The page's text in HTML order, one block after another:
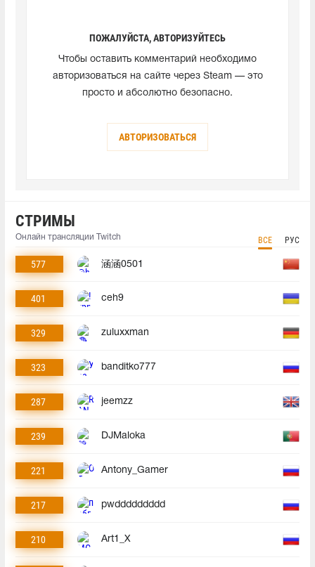
ПОЖАЛУЙСТА, АВТОРИЗУЙТЕСЬ
Чтобы оставить комментарий необходимо
авторизоваться на сайте через Steam — это
просто и абсолютно безопасно.
АВТОРИЗОВАТЬСЯ
СТРИМЫ
Онлайн трансляции Twitch ВСЕ РУС
577 涵涵0501
401 ceh9
329 zuluxxman
323 banditko777
287 jeemzz
239 DJMaloka
221 Antony_Gamer
217 pwddddddddd
210 Art1_X